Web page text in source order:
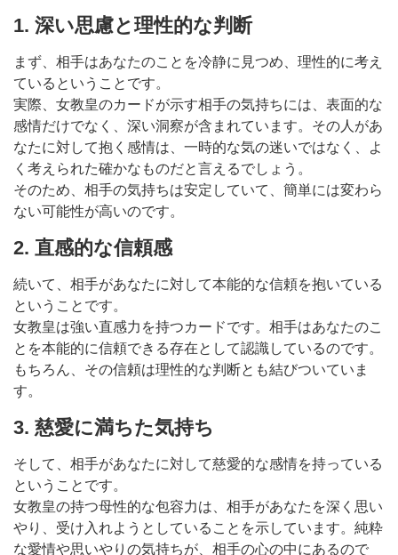
1. 深い思慮と理性的な判断
まず、相手はあなたのことを冷静に見つめ、理性的に考え
ているということです。
実際、女教皇のカードが示す相手の気持ちには、表面的な
感情だけでなく、深い洞察が含まれています。その人があ
なたに対して抱く感情は、一時的な気の迷いではなく、よ
く考えられた確かなものだと言えるでしょう。
そのため、相手の気持ちは安定していて、簡単には変わら
ない可能性が高いのです。
2. 直感的な信頼感
続いて、相手があなたに対して本能的な信頼を抱いている
ということです。
女教皇は強い直感力を持つカードです。相手はあなたのこ
とを本能的に信頼できる存在として認識しているのです。
もちろん、その信頼は理性的な判断とも結びついていま
す。
3. 慈愛に満ちた気持ち
そして、相手があなたに対して慈愛的な感情を持っている
ということです。
女教皇の持つ母性的な包容力は、相手があなたを深く思い
やり、受け入れようとしていることを示しています。純粋
な愛情や思いやりの気持ちが、相手の心の中にあるので